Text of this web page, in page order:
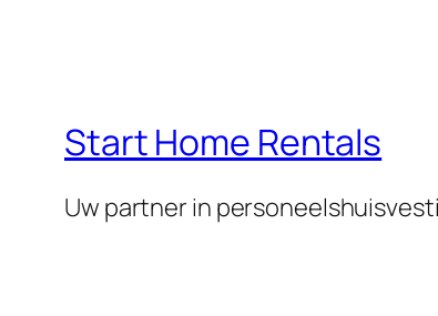
Start Home Rentals
Uw partner in